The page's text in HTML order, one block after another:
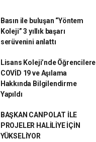
Basın ile buluşan “Yöntem
Koleji” 3 yıllık başarı
serüvenini anlattı
Lisans Koleji’nde Öğrencilere
COVİD 19 ve Aşılama
Hakkında Bilgilendirme
Yapıldı
BAŞKAN CANPOLAT İLE
PROJELER HALİLİYE İÇİN
YÜKSELİYOR